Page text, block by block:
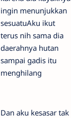
ingin menunjukkan
sesuatuAku ikut
terus nih sama dia
daerahnya hutan
sampai gadis itu
menghilang
Dan aku kesasar tak